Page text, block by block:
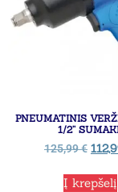
PNEUMATINIS
1/2”
125,99€
Į krepšelį